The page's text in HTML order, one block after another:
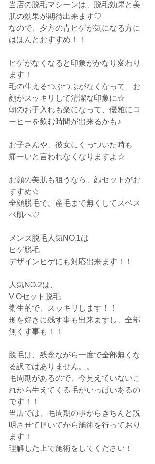
当店の脱毛マシーンは、脱毛効果と美
肌の効果が期待出来ます♡
なので、夕方の青ヒゲが気になる方に
はほんとおすすめ！！
ヒゲがなくなると印象がかなり変わり
ます！
毛の生えるつぶつぶがなくなって、お
顔がスッキリして清潔な印象に☆
朝のお手入れも楽になって、優雅にコ
ーヒーを飲む時間が出来るかも♪
お子さんや、彼女にくっついた時も
痛ーいと言われなくなりますよ☆
お顔の美肌も狙うなら、顔セットがお
すすめ☆
全顔脱毛で、産毛まで無くしてスベス
ベ肌へ♡
メンズ脱毛人気NO.1は
ヒゲ脱毛
デザインヒゲにも対応出来ます！！
人気NO.2は、
VIOセット脱毛
衛生的で、スッキリします！！
形を好きに残す事も出来ますし、全部
無くす事も！！
脱毛は、残念ながら一度で全部無くな
る訳ではありません。。
毛周期があるので、今見えていないこ
れから生えてくる毛がいっぱいあるの
です！！
当店では、毛周期の事からきちんと説
明させて頂いてから施術を行っており
ます！
理解した上で施術をしてください！